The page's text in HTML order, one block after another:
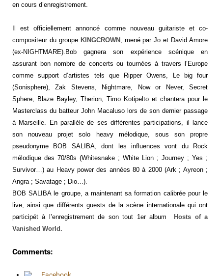
en cours d’enregistrement.
Il est officiellement annoncé comme nouveau guitariste et co-
compositeur du groupe KINGCROWN
, mené par Jo et David Amore
(ex-NIGHTMARE).Bob gagnera son expérience scénique en
assurant bon nombre de concerts ou tournées à travers l’Europe
comme support d’artistes tels que Ripper Owens, Le big four
(Sonisphere), Zak Stevens, Nightmare, Now or Never, Secret
Sphere, Blaze Bayley, Therion, Timo Kotipelto et chantera pour le
Masterclass du batteur John Macaluso lors de son dernier passage
à Marseille. En parallèle de ses différentes participations, il lance
son nouveau projet solo heavy mélodique, sous son propre
pseudonyme BOB SALIBA, dont les influences vont du Rock
mélodique des 70/80s (Whitesnake ; White Lion ; Journey ; Yes ;
Survivor…) au Heavy power des années 80 à 2000 (Ark ; Ayreon ;
Angra ; Savatage ; Dio…).
BOB SALIBA le groupe, a maintenant sa formation calibrée pour le
live, ainsi que différents guests de la scène internationale qui ont
participét à l’enregistrement de son tout 1er album
Hosts of a
Vanished World.
Comments:
Facebook